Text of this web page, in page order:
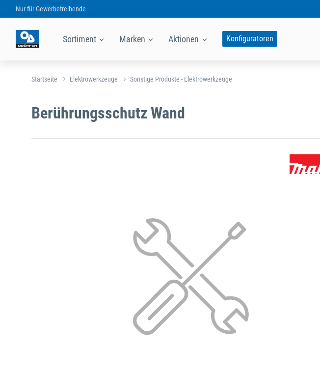
Nur fürGewerbetreibende
Sortiment Marken Aktionen Konfiguratoren
Startseite Elektrowerkzeuge Sonstige Produkte - Elektrowerkzeuge
Berührungsschutz Wand